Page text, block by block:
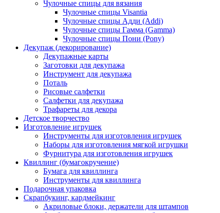
Чулочные спицы для вязания
Чулочные спицы Visantia
Чулочные спицы Адди (Addi)
Чулочные спицы Гамма (Gamma)
Чулочные спицы Пони (Pony)
Декупаж (декорирование)
Декупажные карты
Заготовки для декупажа
Инструмент для декупажа
Поталь
Рисовые салфетки
Салфетки для декупажа
Трафареты для декора
Детское творчество
Изготовление игрушек
Инструменты для изготовления игрушек
Наборы для изготовления мягкой игрушки
Фурнитура для изготовления игрушек
Квиллинг (бумагокручение)
Бумага для квиллинга
Инструменты для квиллинга
Подарочная упаковка
Скрапбукинг, кардмейкинг
Акриловые блоки, держатели для штампов